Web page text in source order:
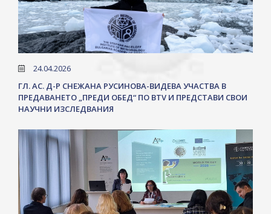
24.04.2026
ГЛ. АС. Д-Р СНЕЖАНА РУСИНОВА-ВИДЕВА УЧАСТВА В
ПРЕДАВАНЕТО „ПРЕДИ ОБЕД“ ПО BTV И ПРЕДСТАВИ СВОИ
НАУЧНИ ИЗСЛЕДВАНИЯ